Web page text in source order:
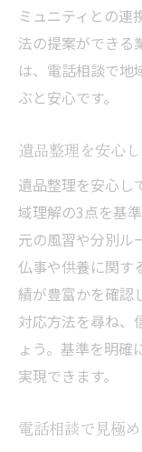
ミュニティとの連
法の提案ができる
は、電話相談で地
ぶと安心です。
遺品整理を安心
遺品整理を安心し
域理解の3点を基
元の風習や分別ル
仏事や供養に関す
績が豊富かを確認
対応方法を尋ね、
ょう。基準を明確
実現できます。
電話相談で見極